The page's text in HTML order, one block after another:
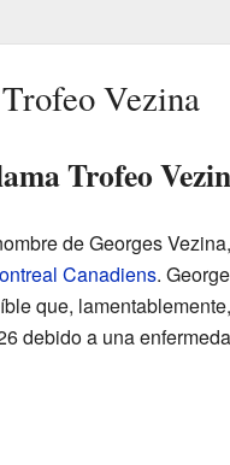
Vezina
Trofeo
de Georges
Canadiens.
que,
debido a una